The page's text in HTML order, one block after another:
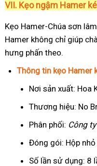
VII. Kẹo ngậm Hamer
Kẹo Hamer-Chúa sơn
Hamer không chỉ giúp
hưng phấn theo.
Thông tin kẹo Hamer
Nơi sản xuất: Hoa
Thương hiệu: No
Phân phối: Công ty
Đóng gói: Hộp
Số lần sử dụng: 8